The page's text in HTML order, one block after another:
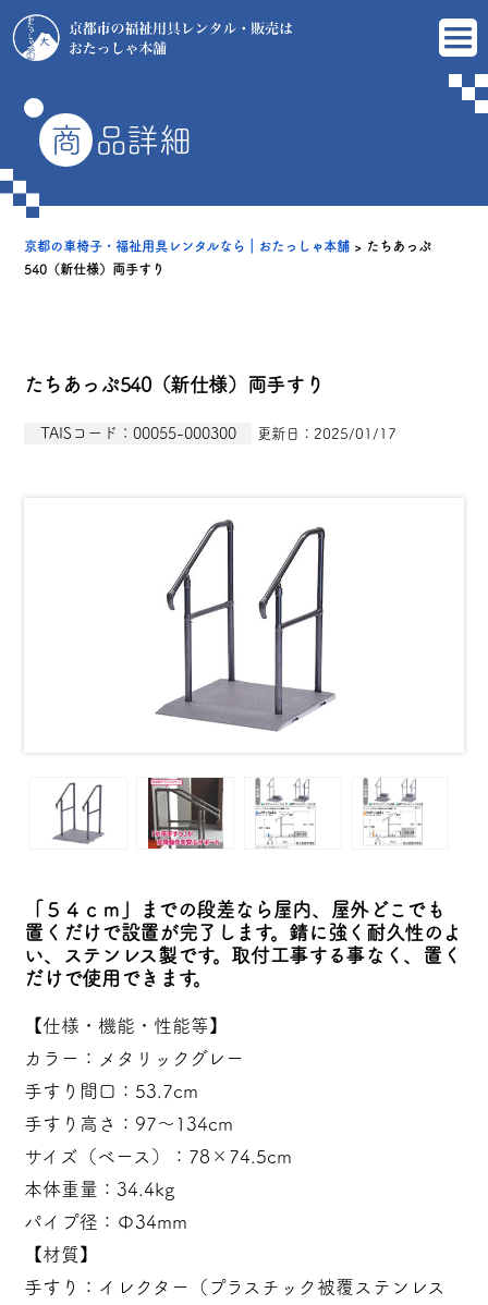
商 品詳細
京都の車椅子・福祉用具レンタルなら｜おたっしゃ本舗 > たちあっぷ
540（新仕様）両手すり
たちあっぷ540（新仕様）両手すり
TAISコード：00055-000300 更新日：2025/01/17
「５４ｃｍ」までの段差なら屋内、屋外どこでも
置くだけで設置が完了します。錆に強く耐久性のよ
い、ステンレス製です。取付工事する事なく、置く
だけで使用できます。
【仕様・機能・性能等】
カラー：メタリックグレー
手すり間口：53.7cm
手すり高さ：97～134cm
サイズ（ベース）：78×74.5cm
本体重量：34.4kg
パイプ径：Φ34mm
【材質】
手すり：イレクター（プラスチック被覆ステンレス